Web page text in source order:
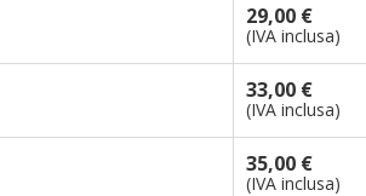
29,00 €
(IVA inclusa)
33,00 €
(IVA inclusa)
35,00 €
(IVA inclusa)